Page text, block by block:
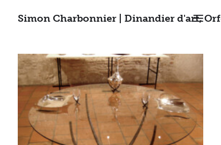
Simon Charbonnier | Dinandier d'art,
ACCUEIL
RÉALISATIONS
CONTACT